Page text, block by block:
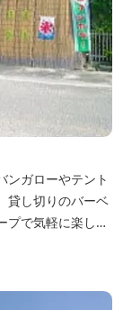
ンガローやテント
貸し切りのバーベ
プで気軽に楽しむ